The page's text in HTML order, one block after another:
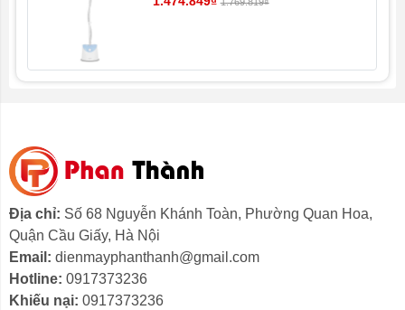
tần Cuckoo CRP-JHR1060FD
Nồi có nhiều chế độ nấu riêng biệt để phù hợp nhất
theo từng yêu cầu và sở thích nấu nướng của từng
cơm làm kimbap, nấu cơm dinh dưỡng, nấu cơm gạo
lứt, nấu xôi …
+ Nấu cháo dinh dưỡng, cháo hầm xương ….
+ Hầm,tần sâm,làm món gà tần sâm …
+ Được tích hợp các chương trình nấu cao nhất và hiện
đại nhất.
Địa chỉ: Số 68 Nguyễn Khánh Toàn, Phường Quan Hoa,
Quận Cầu Giấy, Hà Nội
Email: dienmayphanthanh@gmail.com
Hotline: 0917373236
Khiếu nại: 0917373236